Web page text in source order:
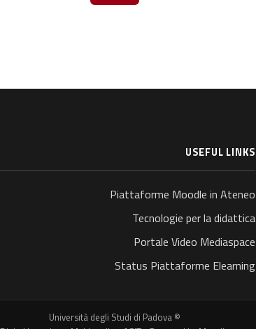
USEFUL LINKS
Piattaforme Moodle in Ateneo
Tecnologie per la didattica
Portale Video Mediaspace
Status Piattaforme Elearning
© Università degli Studi di Padova